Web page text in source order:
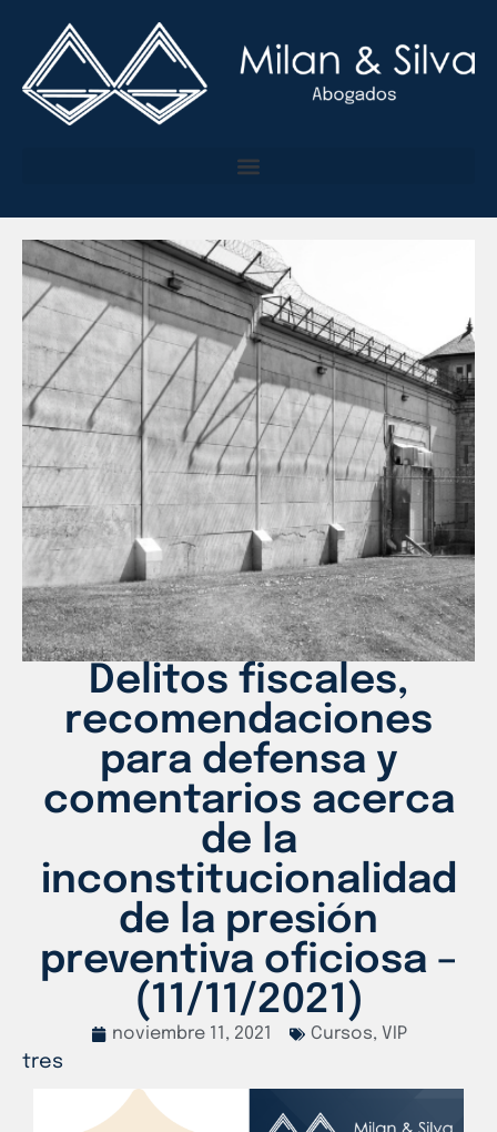
Delitos fiscales,
recomendaciones
para defensa y
comentarios acerca
de la
inconstitucionalidad
de la presión
preventiva oficiosa –
(11/11/2021)
noviembre 11, 2021 Cursos, VIP
tres